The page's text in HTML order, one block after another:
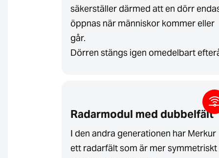
säkerställer därmed att en dörr
öppnas när människor kommer eller
går.
Dörren stängs igen omedelbart
Radarmodul med dubbelfält
I den andra generationen har Merkur
ett radarfält som är mer symmetriskt